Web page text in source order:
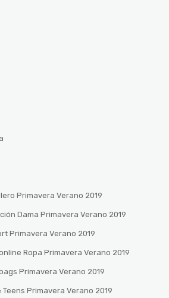
Primavera Verano 2019
Dama Primavera Verano 2019
Primavera Verano 2019
Ropa Primavera Verano 2019
Primavera Verano 2019
Primavera Verano 2019